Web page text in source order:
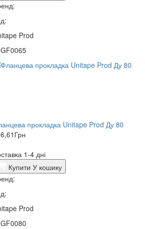
Prod
прокладка Unitape Prod Ду 80
Грн
1-4 дні
Купити У кошику
Prod